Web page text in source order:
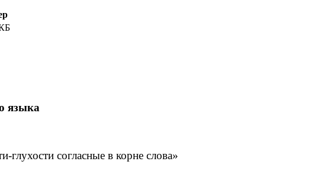
языка
согласные в корне слова»